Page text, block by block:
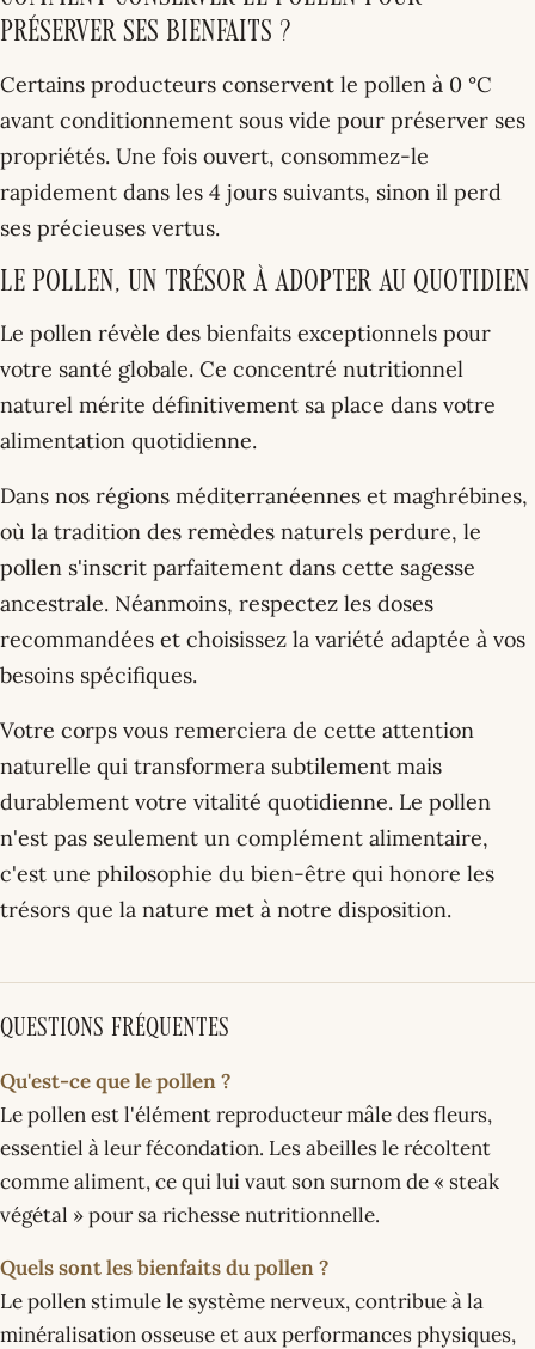
préserver ses bienfaits ?
Certains producteurs conservent le pollen à 0 °C
avant conditionnement sous vide pour préserver ses
propriétés. Une fois ouvert, consommez-le
rapidement dans les 4 jours suivants, sinon il perd
ses précieuses vertus.
Le pollen, un trésor à adopter au quotidien
Le pollen révèle des bienfaits exceptionnels pour
votre santé globale. Ce concentré nutritionnel
naturel mérite définitivement sa place dans votre
alimentation quotidienne.
Dans nos régions méditerranéennes et maghrébines,
où la tradition des remèdes naturels perdure, le
pollen s'inscrit parfaitement dans cette sagesse
ancestrale. Néanmoins, respectez les doses
recommandées et choisissez la variété adaptée à vos
besoins spécifiques.
Votre corps vous remerciera de cette attention
naturelle qui transformera subtilement mais
durablement votre vitalité quotidienne. Le pollen
n'est pas seulement un complément alimentaire,
c'est une philosophie du bien-être qui honore les
trésors que la nature met à notre disposition.
Questions fréquentes
Qu'est-ce que le pollen ?
Le pollen est l'élément reproducteur mâle des fleurs,
essentiel à leur fécondation. Les abeilles le récoltent
comme aliment, ce qui lui vaut son surnom de « steak
végétal » pour sa richesse nutritionnelle.
Quels sont les bienfaits du pollen ?
Le pollen stimule le système nerveux, contribue à la
minéralisation osseuse et aux performances physiques,